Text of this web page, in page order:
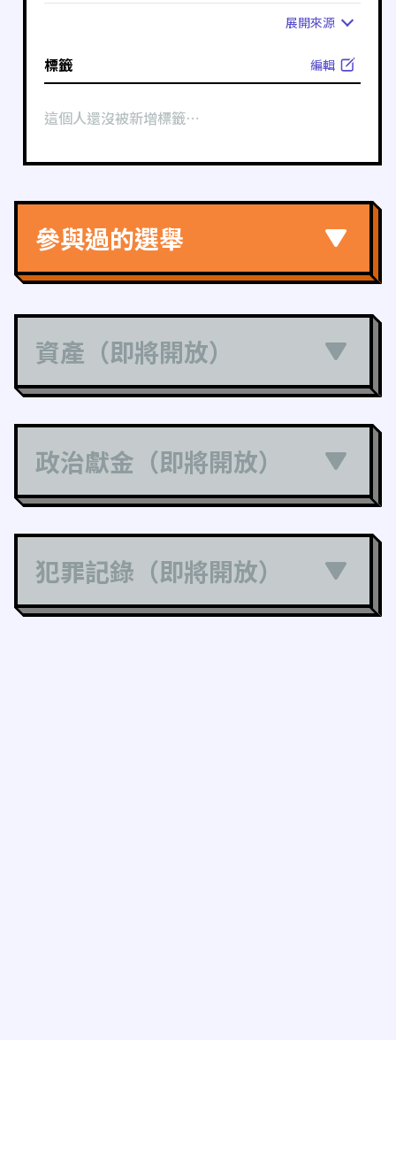
展開來源
標籤 編輯
這個人還沒被新增標籤⋯
參與過的選舉
資產（即將開放）
政治獻金（即將開放）
犯罪記錄（即將開放）